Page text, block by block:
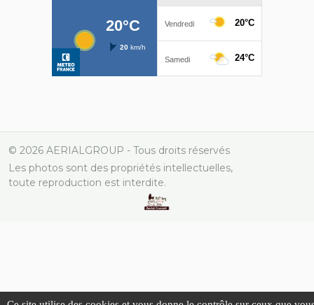
© 2026 AERIALGROUP - Tous droits réservés
Les photos sont des propriétés intellectuelles,
toute reproduction est interdite.